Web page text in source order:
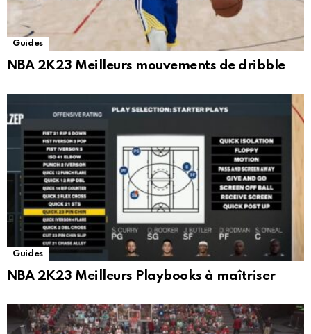
Guides
NBA 2K23 Meilleurs mouvements de dribble
Guides
NBA 2K23 Meilleurs Playbooks à maîtriser